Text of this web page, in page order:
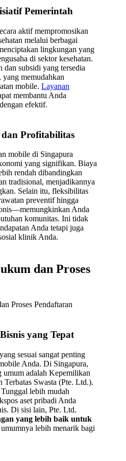
Pemerintah
aktif mempromosikan
melalui berbagai
lingkungan yang
di sektor kesehatan.
dan subsidi yang tersedia
yang memudahkan
mobile.Layanan
membantu Anda
efektif.
Profitabilitas
mobile di Singapura
yang signifikan. Biaya
rendah dibandingkan
tradisional, menjadikannya
Selain itu, fleksibilitas
preventif hingga
Anda
komunitas. Ini tidak
Anda tetapi juga
klinik Anda.
dan Proses
yang Tepat
sesuai sangat penting
Anda. Di Singapura,
umum adalah Kepemilikan
Terbatas Swasta (Pte. Ltd.).
lebih mudah
aset pribadi Anda
Di sisi lain, Pte. Ltd.
yang lebih baik untuk
lebih menarik bagi